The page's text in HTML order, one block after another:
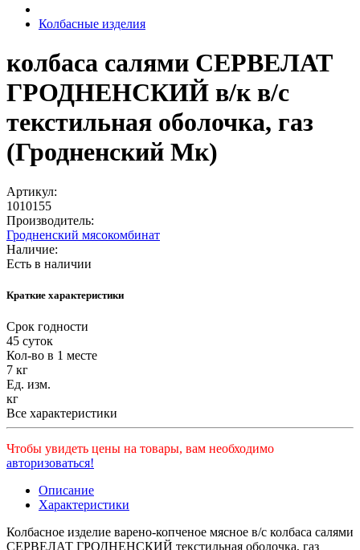
Колбасные изделия
колбаса салями СЕРВЕЛАТ
ГРОДНЕНСКИЙ в/к в/с
текстильная оболочка, газ
(Гродненский Мк)
Артикул:
1010155
Производитель:
Гродненский мясокомбинат
Наличие:
Есть в наличии
Краткие характеристики
Срок годности
45 суток
Кол-во в 1 месте
7 кг
Ед. изм.
кг
Все характеристики
Чтобы увидеть цены на товары, вам необходимо
авторизоваться!
Описание
Характеристики
Колбасное изделие варено-копченое мясное в/с колбаса салями
СЕРВЕЛАТ ГРОДНЕНСКИЙ текстильная оболочка, газ